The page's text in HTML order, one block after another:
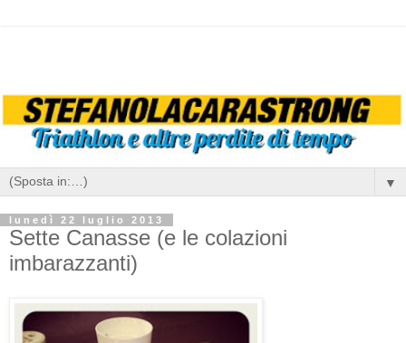
▼
lunedì 22 luglio 2013
Sette Canasse (e le colazioni
imbarazzanti)